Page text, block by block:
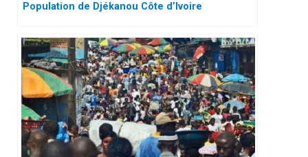
Population de Djékanou Côte d’Ivoire